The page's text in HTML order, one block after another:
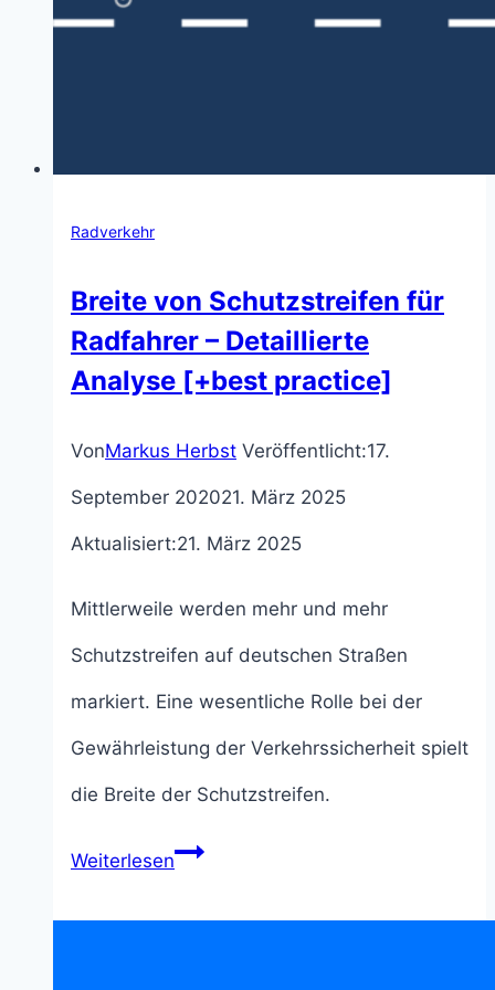
Radverkehr
Breite von Schutzstreifen für
Radfahrer – Detaillierte
Analyse [+best practice]
VonMarkus Herbst Veröffentlicht:17.
September 202021. März 2025
Aktualisiert:21. März 2025
Mittlerweile werden mehr und mehr
Schutzstreifen auf deutschen Straßen
markiert. Eine wesentliche Rolle bei der
Gewährleistung der Verkehrssicherheit spielt
die Breite der Schutzstreifen.
WeiterlesenBreite